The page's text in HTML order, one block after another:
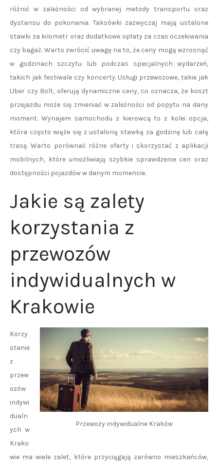
różnić w zależności od wybranej metody transportu oraz
dystansu do pokonania. Taksówki zazwyczaj mają ustalone
stawki za kilometr oraz dodatkowe opłaty za czas oczekiwania
czy bagaż. Warto zwrócić uwagę na to, że ceny mogą wzrosnąć
w godzinach szczytu lub podczas specjalnych wydarzeń,
takich jak festiwale czy koncerty. Usługi przewozowe, takie jak
Uber czy Bolt, oferują dynamiczne ceny, co oznacza, że koszt
przejazdu może się zmieniać w zależności od popytu na dany
moment. Wynajem samochodu z kierowcą to z kolei opcja,
która często wiąże się z ustaloną stawką za godzinę lub całą
trasę. Warto porównać różne oferty i skorzystać z aplikacji
mobilnych, które umożliwiają szybkie sprawdzenie cen oraz
dostępności pojazdów w danym momencie.
Jakie są zalety
korzystania z
przewozów
indywidualnych w
Krakowie
Przewozy indywidualne Kraków
Korzy
stanie
z
przew
ozów
indywi
dualn
ych w
Krako
wie ma wiele zalet, które przyciągają zarówno mieszkańców,